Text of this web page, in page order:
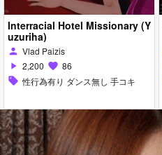
Interracial Hotel Missionary (Y
uzuriha)
person Vlad Paizis
play_arrow 2,200 favorite 86
sell 性行為有り ダンス無し 手コキ